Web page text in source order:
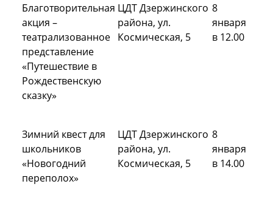
Благотворительная
акция –
театрализованное
представление
«Путешествие в
Рождественскую
сказку»
ЦДТ Дзержинского
района, ул.
Космическая, 5
8
января
в 12.00
Зимний квест для
школьников
«Новогодний
переполох»
ЦДТ Дзержинского
района, ул.
Космическая, 5
8
января
в 14.00